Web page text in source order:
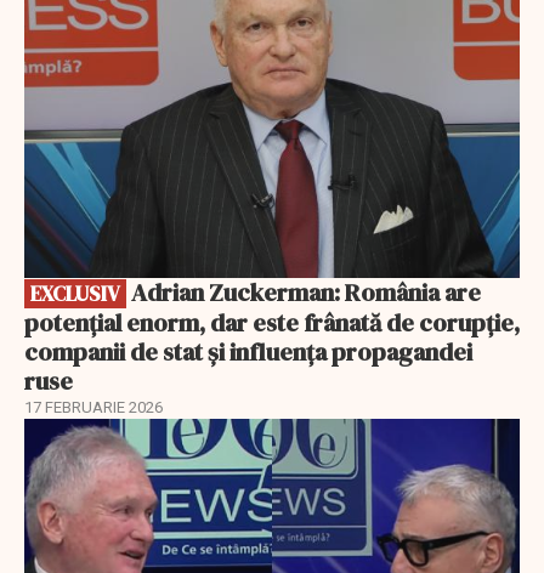
EXCLUSIV
potențial enorm, dar este frânată de corupție,
companii de stat și influența propagandei
ruse
17 FEBRUARIE 2026
EXCLUSIV